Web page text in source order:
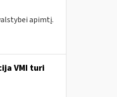
apimtį.
VMI turi